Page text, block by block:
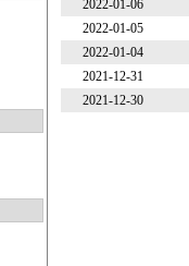
2022-01-06
2022-01-05
2022-01-04
2021-12-31
2021-12-30